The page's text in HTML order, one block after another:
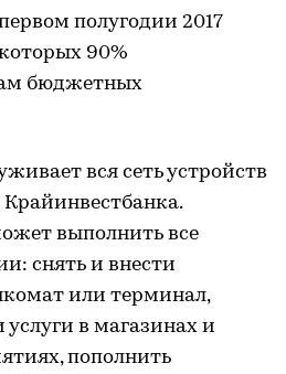
полугодии 2017
90%
бюджетных
вся сеть устройств
выполнить все
снять и внести
или терминал,
в магазинах и
пополнить